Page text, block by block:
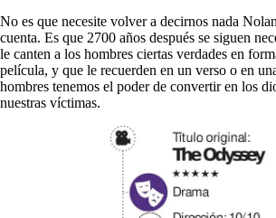
No es que necesite volver a decirnos nada
cuenta. Es que 2700 años después se siguen
le canten a los hombres ciertas verdades en
película, y que le recuerden en un verso o en
hombres tenemos el poder de convertir en los
nuestras víctimas.